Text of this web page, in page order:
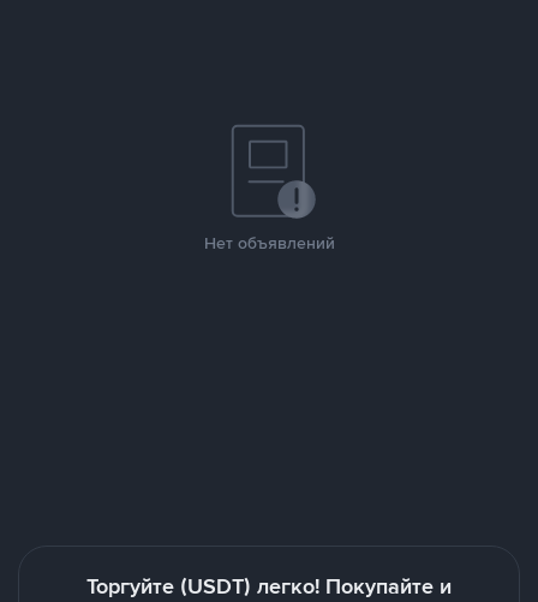
Нет объявлений
Торгуйте (USDT) легко! Покупайте и